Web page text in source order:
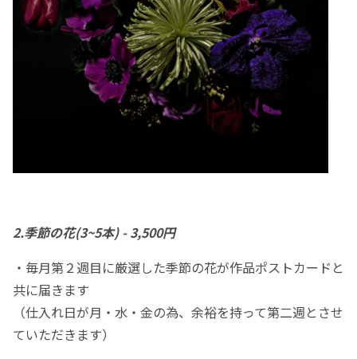
2.季節の花(3~5本) - 3,500円
・毎月第２週目に厳選した季節の花が作品ポストカードと
共に届きます
（仕入れ日が月・水・金の為、余裕を持って第二週とさせ
ていただきます）